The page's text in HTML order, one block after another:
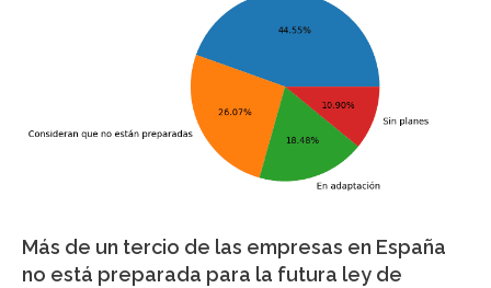
Más de un tercio de las empresas en España
no está preparada para la futura ley de